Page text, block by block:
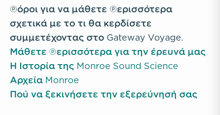
πόροι για να μάθετε περισσότερα
σχετικά με το τι θα κερδίσετε
συμμετέχοντας στο Gateway Voyage.
Μάθετε περισσότερα για την έρευνά μας
Η Ιστορία της Monroe Sound Science
Αρχεία Monroe
Πού να ξεκινήσετε την εξερεύνησή σας